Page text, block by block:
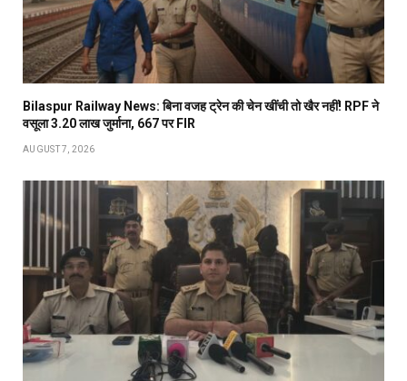
Bilaspur Railway News: बिना वजह ट्रेन की चेन खींची तो खैर नहीं! RPF ने
वसूला 3.20 लाख जुर्माना, 667 पर FIR
AUGUST 7, 2026